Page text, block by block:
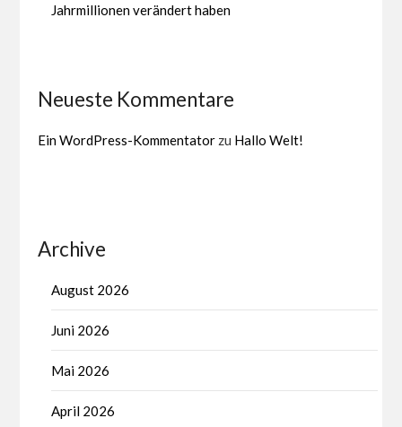
Jahrmillionen verändert haben
Neueste Kommentare
Ein WordPress-Kommentator zu Hallo Welt!
Archive
August 2026
Juni 2026
Mai 2026
April 2026